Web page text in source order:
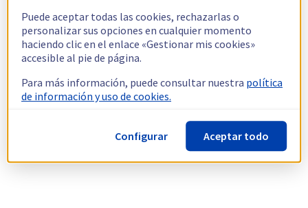
Puede aceptar todas las cookies, rechazarlas o
personalizar sus opciones en cualquier momento
haciendo clic en el enlace «Gestionar mis cookies»
accesible al pie de página.
Para más información, puede consultar nuestra política
de información y uso de cookies.
Configurar Aceptar todo